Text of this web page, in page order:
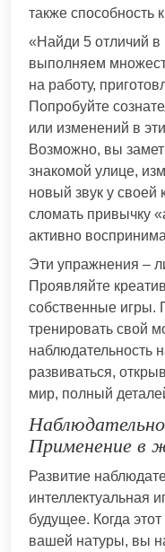
также способность
«Найди 5 отличий
выполняем
на работу,
Попробуйте
или изменений в
Возможно, вы
знакомой улице,
новый звук у своей
сломать привычку
активно
Эти упражнения –
Проявляйте
собственные игры.
тренировать свой
наблюдательность
развиваться,
мир, полный
Применение в
Развитие
интеллектуальная
будущее. Когда
вашей натуры, вы